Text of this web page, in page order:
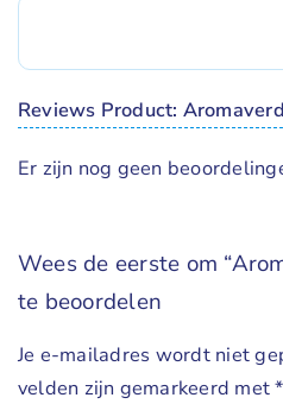
Reviews Product:
Er zijn nog geen
Wees de eerste om
te beoordelen
Je e-mailadres wordt niet
velden zijn gemarkeerd met*